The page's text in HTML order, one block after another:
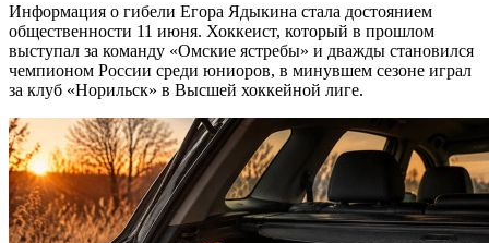
Информация о гибели Егора Ядыкина стала достоянием
общественности 11 июня. Хоккеист, который в прошлом
выступал за команду «Омские ястребы» и дважды становился
чемпионом России среди юниоров, в минувшем сезоне играл
за клуб «Норильск» в Высшей хоккейной лиге.